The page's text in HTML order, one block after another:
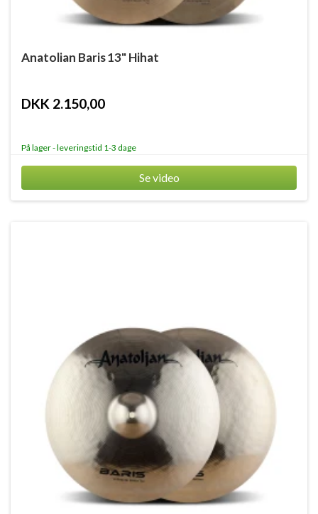
Anatolian Baris 13" Hihat
DKK 2.150,00
På lager - leveringstid 1-3 dage
Se video